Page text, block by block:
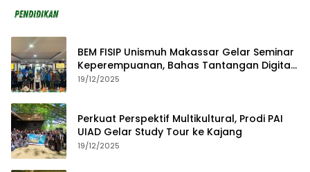
BEM FISIP Unismuh Makassar Gelar Seminar
Keperempuanan, Bahas Tantangan Digital
dan Budaya Lokal
19/12/2025
Perkuat Perspektif Multikultural, Prodi PAI
UIAD Gelar Study Tour ke Kajang
19/12/2025